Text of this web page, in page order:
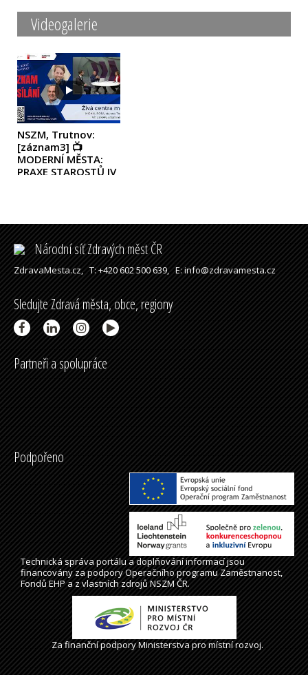
Videogalerie
NSZM, Trutnov:
[záznam3] 📺
MODERNÍ MĚSTA:
PRAXE STAROSTŮ IV
Národní síť Zdravých měst ČR
ZdravaMesta.cz,T: +420 602 500 639,E: info@zdravamesta.cz
Sledujte Zdravá města, obce, regiony
Partneři a spolupráce
Podpořeno
Technická správaportálua doplňování informací jsou
financovány za podpory Operačního programu Zaměstnanost,
Fondů EHP a z vlastních zdrojů NSZM ČR.
Za finanční podpory Ministerstva pro místní rozvoj.